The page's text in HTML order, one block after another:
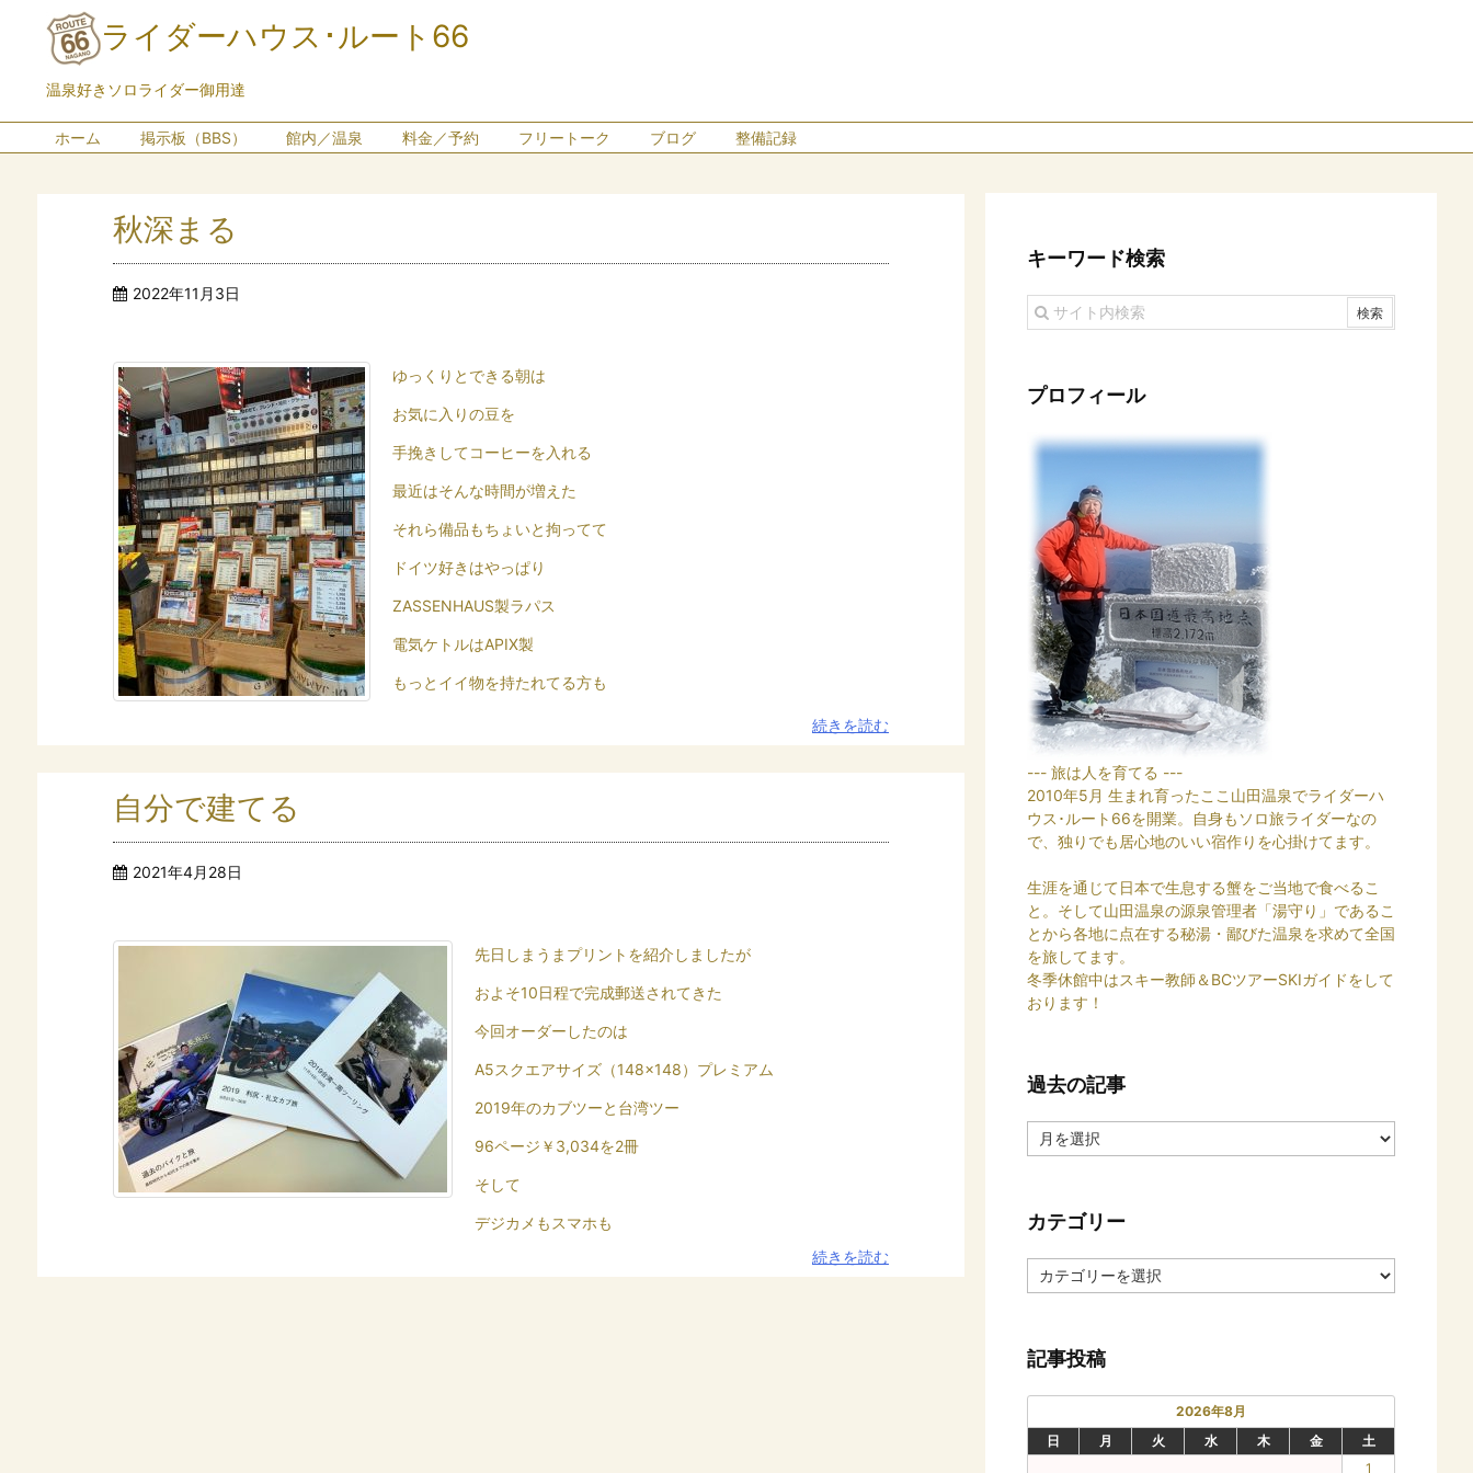
ライダーハウス･ルート66
温泉好きソロライダー御用達
ホーム 掲示板（BBS） 館内／温泉 料金／予約 フリートーク ブログ 整備記録
秋深まる
2022年11月3日
ゆっくりとできる朝は
お気に入りの豆を
手挽きしてコーヒーを入れる
最近はそんな時間が増えた
それら備品もちょいと拘ってて
ドイツ好きはやっぱり
ZASSENHAUS製ラパス
電気ケトルはAPIX製
もっとイイ物を持たれてる方も
続きを読む
自分で建てる
2021年4月28日
先日しまうまプリントを紹介しましたが
およそ10日程で完成郵送されてきた
今回オーダーしたのは
A5スクエアサイズ（148×148）プレミアム
2019年のカブツーと台湾ツー
96ページ￥3,034を2冊
そして
デジカメもスマホも
続きを読む
キーワード検索
プロフィール
--- 旅は人を育てる ---
2010年5月 生まれ育ったここ山田温泉でライダーハ
ウス･ルート66を開業。自身もソロ旅ライダーなの
で、独りでも居心地のいい宿作りを心掛けてます。
生涯を通じて日本で生息する蟹をご当地で食べるこ
と。そして山田温泉の源泉管理者「湯守り」であるこ
とから各地に点在する秘湯・鄙びた温泉を求めて全国
を旅してます。
冬季休館中はスキー教師＆BCツアーSKIガイドをして
おります！
過去の記事
去
事
カテゴリー
カ
テ
ー
記事投稿
2026年8月
日
月 火 水 木 金
土
1